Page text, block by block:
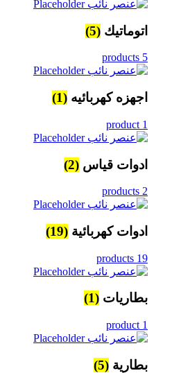
اتوماتيك (5)
5 products
اجهزه كهربائيه (1)
1 product
ادوات قياس (2)
2 products
ادوات كهربائية (19)
19 products
بطاريات (1)
1 product
بطارية (5)